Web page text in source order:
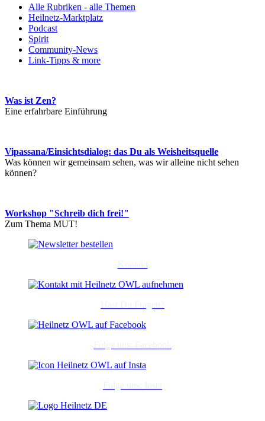
Alle Rubriken - alle Themen
Heilnetz-Marktplatz
Podcast
Spirit
Community-News
Link-Tipps & more
Was ist Zen?
Eine erfahrbare Einführung
Vipassana/Einsichtsdialog: das Du als Weisheitsquelle
Was können wir gemeinsam sehen, was wir alleine nicht sehen
können?
Workshop "Schreib dich frei!"
Zum Thema MUT!